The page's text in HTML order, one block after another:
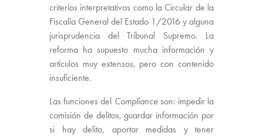
criterios interpretativos como la Circular de la
Fiscalía General del Estado 1/2016 y alguna
jurisprudencia del Tribunal Supremo. La
reforma ha supuesto mucha información y
artículos muy extensos, pero con contenido
insuficiente.
Las funciones del Complianceson: impedir la
comisión de delitos, guardar información por
si hay delito, aportar medidas y tener